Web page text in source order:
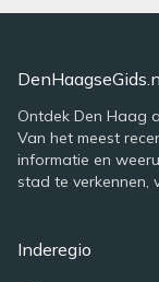
Ontdek Den Haag
Van het meest
informatie en
stad te verkennen,
Inderegio